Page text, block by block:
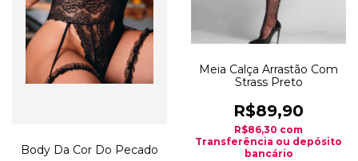
Body Da Cor Do Pecado
Meia Calça Arrastão Com
Strass Preto
R$89,90
R$86,30 com
Transferência ou depósito
bancário